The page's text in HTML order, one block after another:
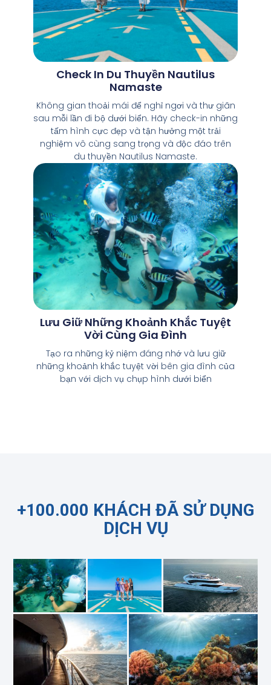
Check In Du Thuyền Nautilus
Namaste
Không gian thoải mái để nghỉ ngơi và thư giãn
sau mỗi lần đi bộ dưới biển. Hãy check-in những
tấm hình cực đẹp và tận hưởng một trải
nghiệm vô cùng sang trọng và độc đáo trên
du thuyền Nautilus Namaste.
Lưu Giữ Những Khoảnh Khắc Tuyệt
Vời Cùng Gia Đình
Tạo ra những kỷ niệm đáng nhớ và lưu giữ
những khoảnh khắc tuyệt vời bên gia đình của
bạn với dịch vụ chụp hình dưới biển
+100.000 KHÁCH ĐÃ SỬ DỤNG
DỊCH VỤ​